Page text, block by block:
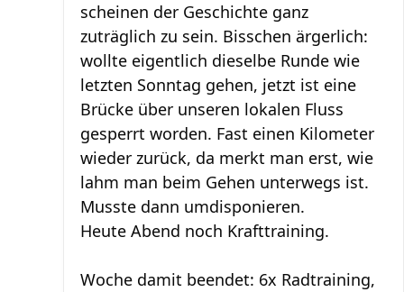
scheinen der Geschichte ganz
zuträglich zu sein. Bisschen ärgerlich:
wollte eigentlich dieselbe Runde wie
letzten Sonntag gehen, jetzt ist eine
Brücke über unseren lokalen Fluss
gesperrt worden. Fast einen Kilometer
wieder zurück, da merkt man erst, wie
lahm man beim Gehen unterwegs ist.
Musste dann umdisponieren.
Heute Abend noch Krafttraining.
Woche damit beendet: 6x Radtraining,